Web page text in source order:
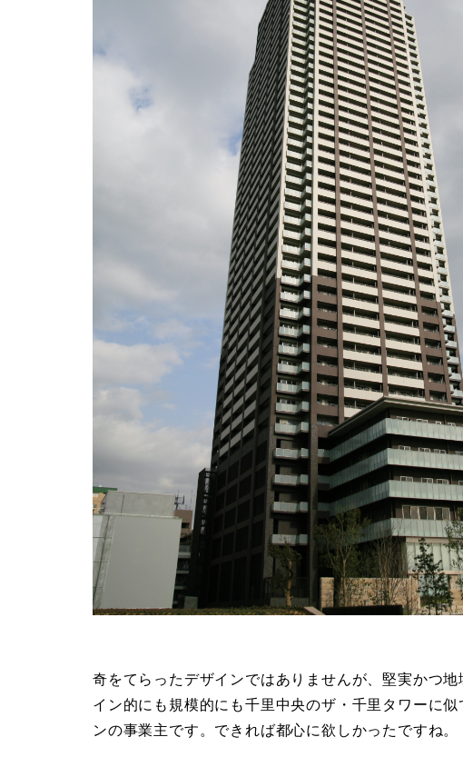
奇をてらったデザインではありませんが、堅実かつ
イン的にも規模的にも千里中央のザ・千里タワーに
ンの事業主です。できれば都心に欲しかったですね。